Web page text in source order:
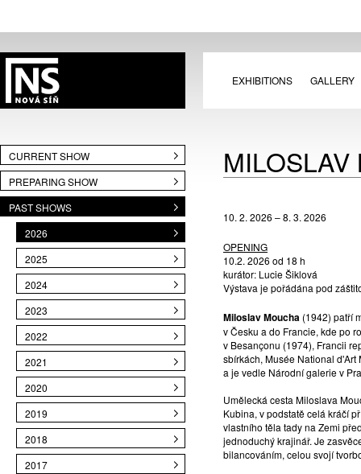
EXHIBITIONS GALLERY
CURRENT SHOW
PREPARING SHOW
PAST SHOWS
2026
2025
2024
2023
2022
2021
2020
2019
2018
2017
10. 2. 2026 – 8. 3. 2026
OPENING
10.2. 2026 od 18 h
kurátor: Lucie Šiklová
Výstava je pořádána pod
Miloslav Moucha (1942) patří
v Česku a do Francie, kde po
v Besançonu (1974), Francii
sbírkách, Musée National
a je vedle Národní galerie v
Umělecká cesta Miloslava
Kubina, v podstatě celá kráčí
vlastního těla tady na Zemi
jednoduchý krajinář. Je
bilancováním, celou svojí